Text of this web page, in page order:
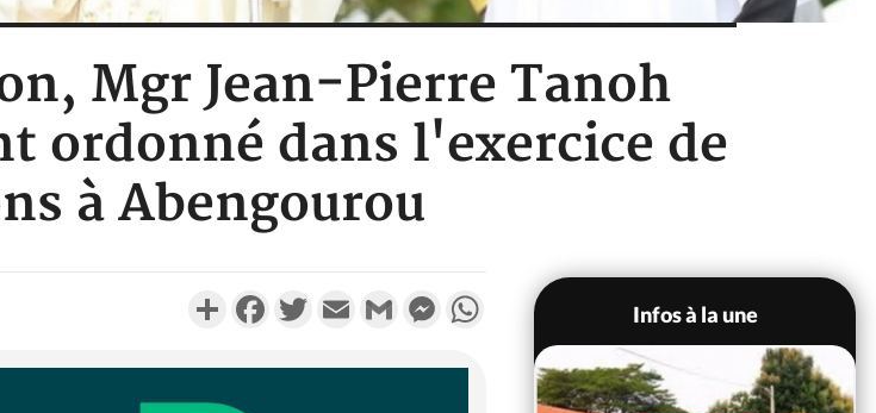
Mgr Jean-Pierre Tanoh
ordonné dans l'exercice de
à Abengourou
PartagerFacebookTwitterEmail Gmail MessengerWhatsApp
Infos à la une